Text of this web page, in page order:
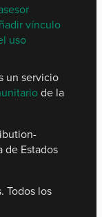
vínculo
uso
un servicio
de la
de Estados
Todos los